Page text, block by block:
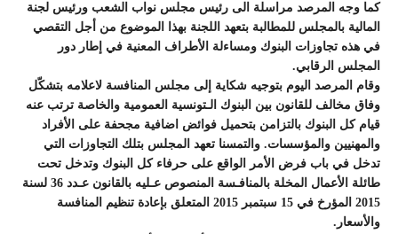
كما وجه المرصد مراسلة الى رئيس مجلس نواب الشعب ورئيس لجنة
المالية بالمجلس للمطالبة بتعهد اللجنة بهذا الموضوع من أجل التقصي
في هذه تجاوزات البنوك ومساءلة الأطراف المعنية في إطار دور
المجلس الرقابي.
وقام المرصد اليوم بتوجيه شكاية إلى مجلس المنافسة لاعلامه بتشكّل
وفاق مخالف للقانون بين البنوك الـتونسية العمومية والخاصة ترتب عنه
قيام كل البنوك بالتزامن بتحميل فوائض اضافية مجحفة على الأفراد
والمهنيين والمؤسسات. والتمسنا تعهد المجلس بتلك التجاوزات التي
تدخل في باب فرض الأمر الواقع على حرفاء كل البنوك وتدخل تحت
طائلة الأعمال المخلة بالمنافـسة المنصوص عـليه بالقانون عـدد 36 لسنة
2015 المؤرخ في 15 سبتمبر 2015 المتعلق بإعادة تنظيم المنافسة
والأسعار.